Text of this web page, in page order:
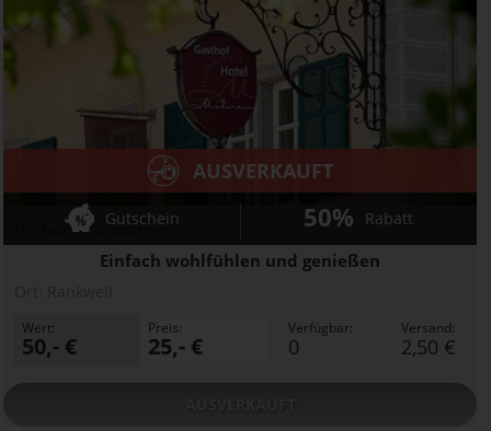
Herburger's Mohren
Einfach wohlfühlen und genießen
AUSVERKAUFT
Gutschein 50% Rabatt
Wert:
50,- €
Preis:
25,- €
Verfügbar:
0
Versand:
2,50 €